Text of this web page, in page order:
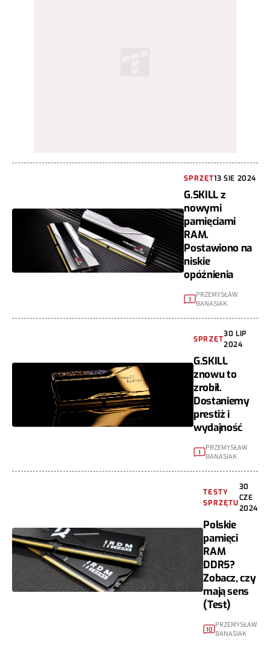
SPRZĘT13 SIE 2024
G.SKILL z
nowymi
pamięciami
RAM.
Postawiono na
niskie
opóźnienia
1
PRZEMYSŁAW
BANASIAK
SPRZĘT
30 LIP
2024
G.SKILL
znowu to
zrobił.
Dostaniemy
prestiż i
wydajność
1
PRZEMYSŁAW
BANASIAK
TESTY
SPRZĘTU
30
CZE
2024
Polskie
pamięci
RAM
DDR5?
Zobacz, czy
mają sens
(Test)
10 PRZEMYSŁAW
BANASIAK